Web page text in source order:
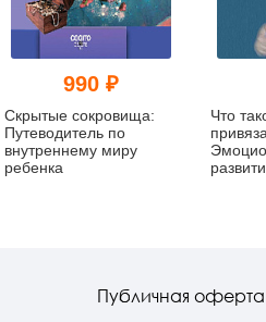
990 ₽
Скрытые сокровища:
Путеводитель по
внутреннему миру
ребенка
Что
Публичная оферта